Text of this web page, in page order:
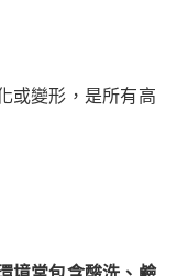
或變形，是所有高